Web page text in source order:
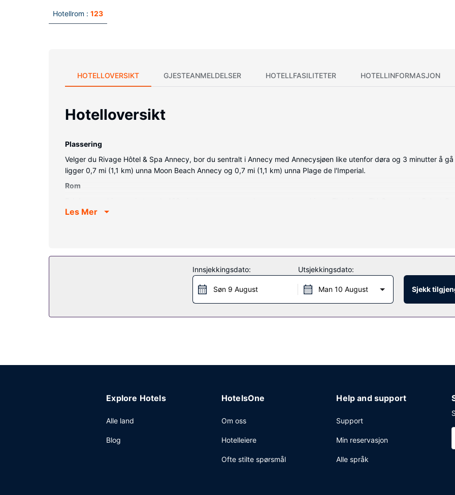
Hotellrom : 123
HOTELLOVERSIKT GJESTEANMELDELSER HOTELLFASILITETER HOTELLINFORMASJON
Hotelloversikt
Plassering
Velger du Rivage Hôtel & Spa Annecy, bor du sentralt i Annecy med Annecysjøen like utenfor døra og 3 minutter å
ligger 0,7 mi (1,1 km) unna Moon Beach Annecy og 0,7 mi (1,1 km) unna Plage de l'Imperial.
Rom
kan holde deg oppdatert med wi-fi (inkludert) på rommet, og underholdningen er sikret med parabol-TV. Badene
Spis deg god og mett på Bistrot LÔNA, en restaurant med en bar/lounge og matservering utendørs. Du kan også få
daglig fra kl. 07.00 til kl. 10.00 mot et tillegg.
Les Mer
Innsjekkingsdato:
Søn 9 August
Utsjekkingsdato:
Man 10 August Sjekk
Explore Hotels
Alle land
Blog
HotelsOne
Om oss
Hotelleiere
Ofte stilte spørsmål
Help and support
Support
Min reservasjon
Alle språk